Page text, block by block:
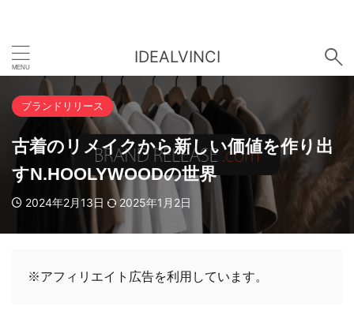
IDEALVINCI
ブランドリリース
古着のリメイクから新しい価値を作り出
すN.HOOLYWOODの世界
2024年2月13日 2025年1月2日
※アフィリエイト広告を利用しています。